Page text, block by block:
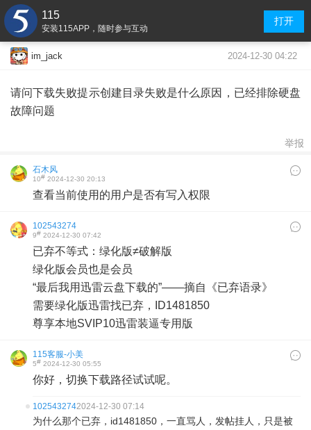
115
安装115APP，随时参与互动
打开
im_jack 2024-12-30 04:22
请问下载失败提示创建目录失败是什么原因，已经排除硬盘
故障问题
举报
石木风
10# 2024-12-30 20:13
查看当前使用的用户是否有写入权限
102543274
9# 2024-12-30 07:42
已弃不等式：绿化版≠破解版
绿化版会员也是会员
“最后我用迅雷云盘下载的”——摘自《已弃语录》
需要绿化版迅雷找已弃，ID1481850
尊享本地SVIP10迅雷装逼专用版
115客服-小美
5# 2024-12-30 05:55
你好，切换下载路径试试呢。
1025432742024-12-30 07:14
为什么那个已弃，id1481850，一直骂人，发帖挂人，只是被